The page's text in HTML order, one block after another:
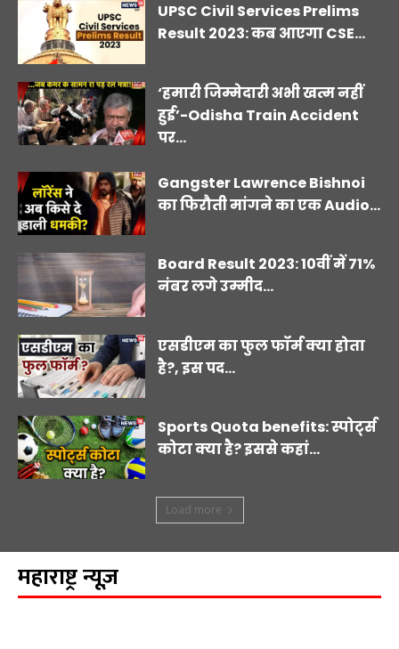
UPSC Civil Services Prelims
Result 2023: कब आएगा CSE...
‘हमारी जिम्मेदारी अभी खत्म नहीं
हुई’-Odisha Train Accident
पर...
Gangster Lawrence Bishnoi
का फिरौती मांगने का एक Audio...
Board Result 2023: 10वीं में 71%
नंबर लगे उम्मीद...
एसडीएम का फुल फॉर्म क्या होता
है?, इस पद...
Sports Quota benefits: स्पोर्ट्स
कोटा क्या है? इससे कहां...
Load more
महाराष्ट्र न्यूज़